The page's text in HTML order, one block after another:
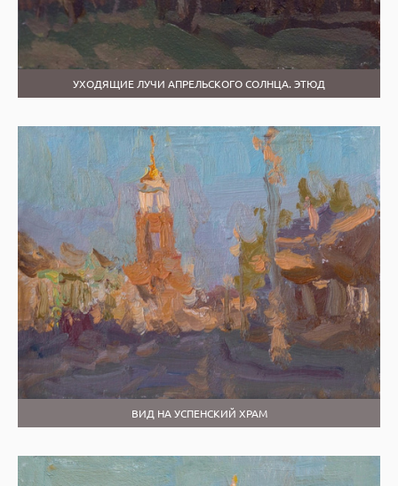
УХОДЯЩИЕ ЛУЧИ АПРЕЛЬСКОГО СОЛНЦА. ЭТЮД
ВИД НА УСПЕНСКИЙ ХРАМ